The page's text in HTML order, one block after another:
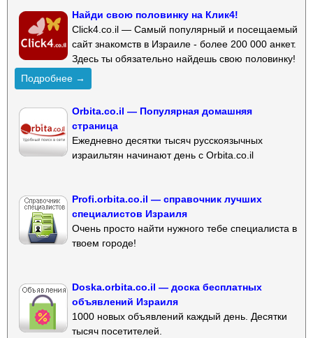
Найди свою половинку на Клик4!
Click4.co.il — Самый популярный и посещаемый
сайт знакомств в Израиле - более 200 000 анкет.
Здесь ты обязательно найдешь свою половинку!
Подробнее →
Orbita.co.il — Популярная домашняя
страница
Ежедневно десятки тысяч русскоязычных
израильтян начинают день с Orbita.co.il
Profi.orbita.co.il — справочник лучших
специалистов Израиля
Очень просто найти нужного тебе специалиста в
твоем городе!
Doska.orbita.co.il — доска бесплатных
объявлений Израиля
1000 новых объявлений каждый день. Десятки
тысяч посетителей.